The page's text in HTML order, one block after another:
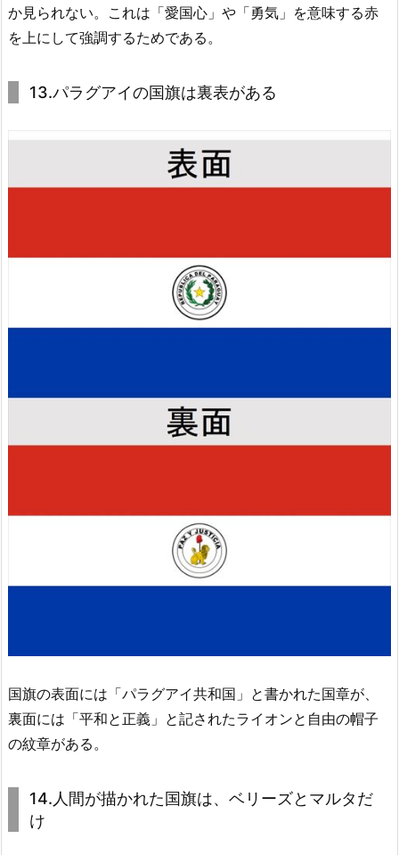
か見られない。これは「愛国心」や「勇気」を意味する赤
を上にして強調するためである。
13.パラグアイの国旗は裏表がある
国旗の表面には「パラグアイ共和国」と書かれた国章が、
裏面には「平和と正義」と記されたライオンと自由の帽子
の紋章がある。
14.人間が描かれた国旗は、ベリーズとマルタだ
け